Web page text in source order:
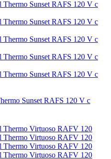
Sunset RAFS 120 V с